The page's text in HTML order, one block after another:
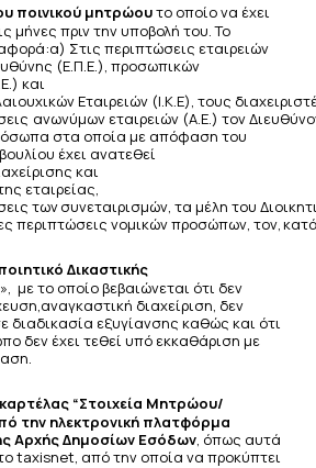
ποινικού μητρώουτο οποίο να έχει
μήνες πριν την υποβολή του. Το
α) Στις περιπτώσεις εταιρειών
(Ε.Π.Ε.), προσωπικών
και
Εταιρειών (Ι.Κ.Ε), τους
ανωνύμων εταιρειών (Α.Ε.) τον
στα οποία με απόφαση του
έχει ανατεθεί
και
εταιρείας,
τωνσυνεταιρισμών, τα μέλη του
περιπτώσεις νομικώνπροσώπων, τον,
Δικαστικής
», με το οποίο βεβαιώνεται ότι δεν
αναγκαστική διαχείριση, δεν
διαδικασία εξυγίανσης καθώς και ότι
δεν έχει τεθεί υπό εκκαθάριση με
“Στοιχεία Μητρώου/
την ηλεκτρονική πλατφόρμα
Αρχής Δημοσίων Εσόδων , όπως αυτά
taxisnet, από την οποία να προκύπτει